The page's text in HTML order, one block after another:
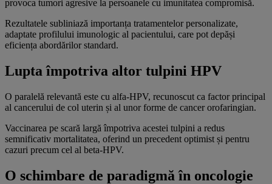
provoca tumori agresive la persoanele cu imunitatea compromisă.
Rezultatele subliniază importanța tratamentelor personalizate,
adaptate profilului imunologic al pacientului, care pot depăși
eficiența abordărilor standard.
Lupta împotriva altor tulpini HPV
O paralelă relevantă este cu alfa-HPV, recunoscut ca factor principal
al cancerului de col uterin și al unor forme de cancer orofaringian.
Vaccinarea pe scară largă împotriva acestei tulpini a redus
semnificativ mortalitatea, oferind un precedent optimist și pentru
cazuri precum cel al beta-HPV.
O schimbare de paradigmă în oncologie